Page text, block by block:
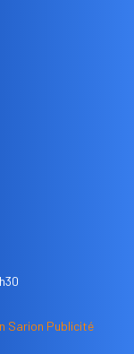
Sarion Publicité